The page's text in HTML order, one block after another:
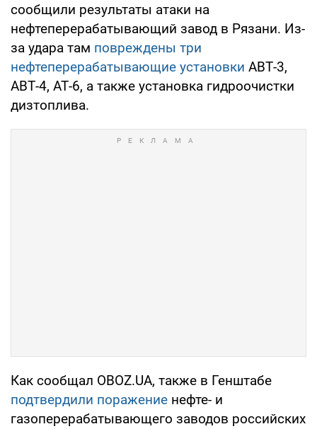
сообщили результаты атаки на
нефтеперерабатывающий завод в Рязани. Из-
за удара там повреждены три
нефтеперерабатывающие установки АВТ-3,
АВТ-4, АТ-6, а также установка гидроочистки
дизтоплива.
Как сообщал OBOZ.UA, также в Генштабе
подтвердили поражение нефте- и
газоперерабатывающего заводов российских